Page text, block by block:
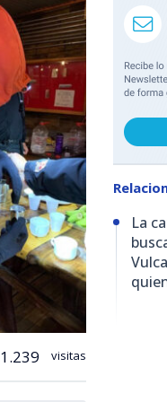
visitas
La